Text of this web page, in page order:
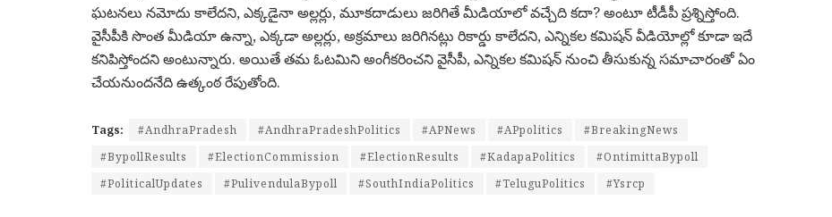
ఘటనలు నమోదు కాలేదని, ఎక్కడైనా అల్లర్లు, మూకదాడులు జరిగితే మీడియాలో వచ్చేది కదా? అంటూ టీడీపీ ప్రశ్నిస్తోంది.
వైసీపీకి సొంత మీడియా ఉన్నా, ఎక్కడా అల్లర్లు, అక్రమాలు జరిగినట్లు రికార్డు కాలేదని, ఎన్నికల కమిషన్ వీడియోల్లో కూడా ఇదే
కనిపిస్తోందని అంటున్నారు. అయితే తమ ఓటమిని అంగీకరించని వైసీపీ, ఎన్నికల కమిషన్ నుంచి తీసుకున్న సమాచారంతో ఏం
చేయనుందనేది ఉత్కంఠ రేపుతోంది.
Tags: #AndhraPradesh #AndhraPradeshPolitics #APNews #APpolitics
#BreakingNews
#BypollResults
#ElectionCommission #ElectionResults #KadapaPolitics
#OntimittaBypoll
#PoliticalUpdates
#PulivendulaBypoll #SouthIndiaPolitics #TeluguPolitics #Ysrcp